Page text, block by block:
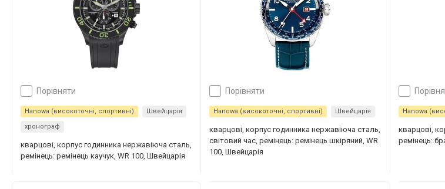
порівняти
Hanowa (високоточні, спортивні)
Швейцарія
хронограф
кварцові, корпус годинника нержавіюча сталь,
ремінець: ремінець каучук, WR 100, Швейцарія
порівняти
Hanowa (високоточні, спортивні) Швейцарія
кварцові, корпус годинника нержавіюча сталь,
світовий час, ремінець: ремінець шкіряний, WR
100, Швейцарія
Hanowa
кварцові,
ремінець: